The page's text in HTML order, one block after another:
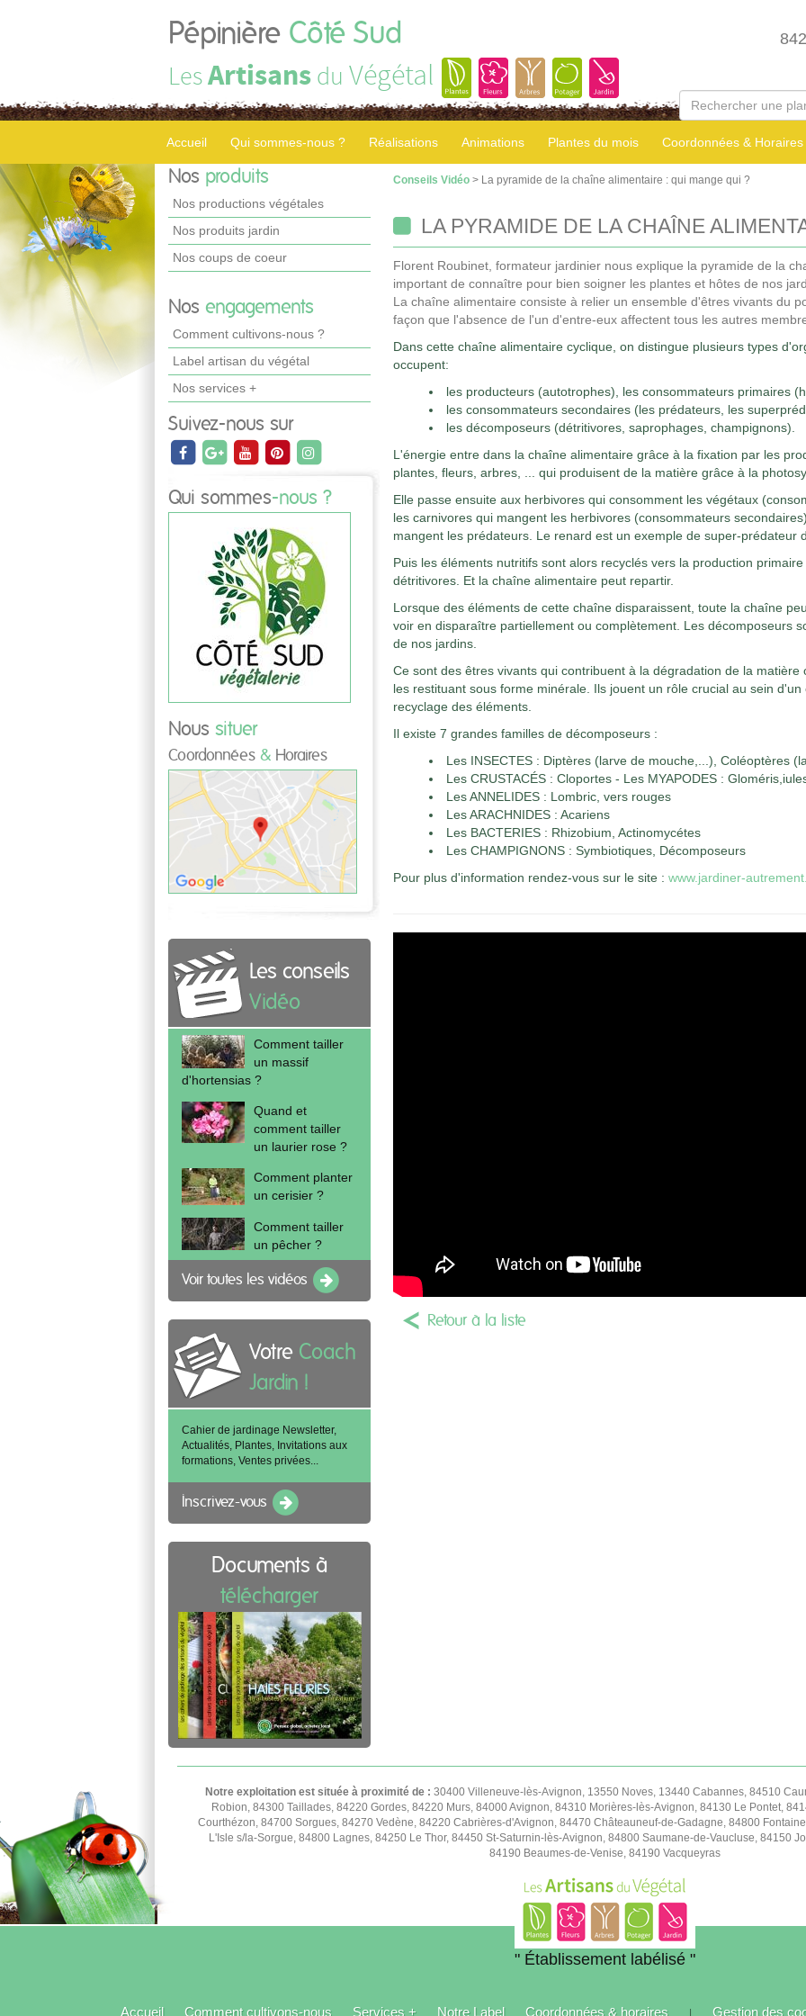
Pépinière Côté Sud
LesArtisans du Végétal
Accueil Qui sommes-nous ? Réalisations Animations Plantes du mois Coordonnées & Horaires
Nos produits
Nos productions végétales
Nos produits jardin
Nos coups de coeur
Nos engagements
Comment cultivons-nous ?
Label artisan du végétal
Nos services +
Suivez-nous sur
Qui sommes-nous ?
Nous situer
Coordonnées & Horaires
Les conseils
Vidéo
Comment tailler
un massif
d'hortensias ?
Quand et
comment tailler
un laurier rose ?
Comment planter
un cerisier ?
Comment tailler
un pêcher ?
Voir toutes les vidéos
Votre Coach
Jardin !
Cahier de jardinage Newsletter,
Actualités, Plantes, Invitations aux
formations, Ventes privées...
Inscrivez-vous
Documents à
télécharger
Conseils Vidéo > La pyramide de la chaîne alimentaire : qui mange qui ?
LA PYRAMIDE DE LA CHAÎNE
Florent Roubinet, formateur jardinier nous explique la pyramide de la
important de connaître pour bien soigner les plantes et hôtes de nos
La chaîne alimentaire consiste à relier un ensemble d'êtres vivants du
façon que l'absence de l'un d'entre-eux affectent tous les autres
Dans cette chaîne alimentaire cyclique, on distingue plusieurs types
occupent:
les producteurs (autotrophes), les consommateurs primaires
les consommateurs secondaires (les prédateurs, les
les décomposeurs (détritivores, saprophages, champignons).
L'énergie entre dans la chaîne alimentaire grâce à la fixation par les
plantes, fleurs, arbres, ... qui produisent de la matière grâce à la
Elle passe ensuite aux herbivores qui consomment les végétaux
les carnivores qui mangent les herbivores (consommateurs
mangent les prédateurs. Le renard est un exemple de super-prédateur
Puis les éléments nutritifs sont alors recyclés vers la production
détritivores. Et la chaîne alimentaire peut repartir.
Lorsque des éléments de cette chaîne disparaissent, toute la chaîne
voir en disparaître partiellement ou complètement. Les décomposeurs
de nos jardins.
Ce sont des êtres vivants qui contribuent à la dégradation de la
les restituant sous forme minérale. Ils jouent un rôle crucial au sein
recyclage des éléments.
Il existe 7 grandes familles de décomposeurs :
Les INSECTES : Diptères (larve de mouche,...), Coléoptères
Les CRUSTACÉS : Cloportes - Les MYAPODES :
Les ANNELIDES : Lombric, vers rouges
Les ARACHNIDES : Acariens
Les BACTERIES : Rhizobium, Actinomycétes
Les CHAMPIGNONS : Symbiotiques, Décomposeurs
Pour plus d'information rendez-vous sur le site : www.jardiner-
Retour à la liste
Notre exploitation est située à proximité de : 30400 Villeneuve-lès-Avignon, 13550 Noves, 13440 Cabannes, 84510
Robion, 84300 Taillades, 84220 Gordes, 84220 Murs, 84000 Avignon, 84310 Morières-lès-Avignon, 84130 Le Pontet,
Courthézon, 84700 Sorgues, 84270 Vedène, 84220 Cabrières-d'Avignon, 84470 Châteauneuf-de-Gadagne, 84800
L'Isle s/la-Sorgue, 84800 Lagnes, 84250 Le Thor, 84450 St-Saturnin-lès-Avignon, 84800 Saumane-de-Vaucluse, 84150
84190 Beaumes-de-Venise, 84190 Vacqueyras
" Établissement labélisé "
Accueil Comment cultivons-nous Services + Notre Label Coordonnées & horaires | Gestion des